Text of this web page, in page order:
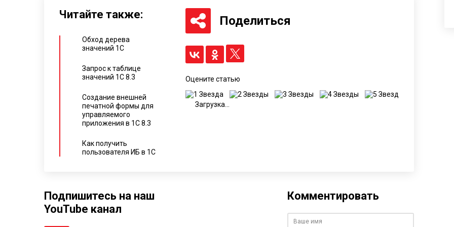
Читайте также:
Обход дерева
значений 1С
Запрос к таблице
значений 1С 8.3
Создание внешней
печатной формы для
управляемого
приложения в 1С 8.3
Как получить
пользователя ИБ в 1С
Поделиться
Оцените статью
Загрузка...
Подпишитесь на наш
YouTube канал
Комментировать
Ваше имя